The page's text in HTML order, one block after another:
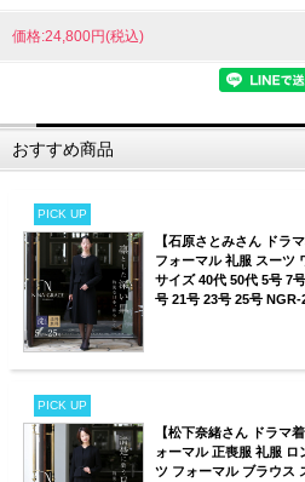
価格:24,800円(税込)
おすすめ商品
PICK UP
【石原さとみさん ドラ
フォーマル 礼服 スーツ
サイズ 40代 50代 5号 7
号 21号 23号 25号 NGR-
PICK UP
【松下奈緒さん ドラマ
ォーマル 正喪服 礼服
ツ フォーマル ブラウス